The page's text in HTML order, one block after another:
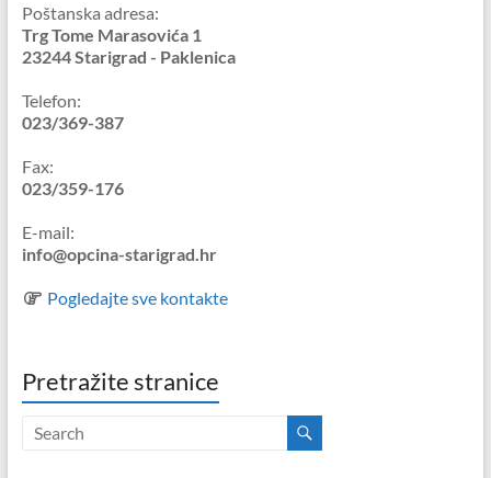
Poštanska adresa:
Trg Tome Marasovića 1
23244 Starigrad - Paklenica
Telefon:
023/369-387
Fax:
023/359-176
E-mail:
info@opcina-starigrad.hr
Pogledajte sve kontakte
Pretražite stranice